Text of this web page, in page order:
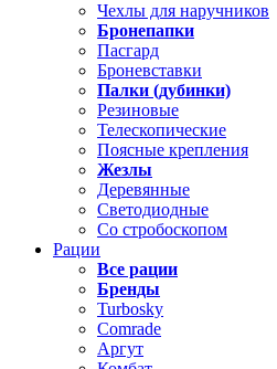
Чехлы для наручников
Бронепапки
Пасгард
Броневставки
Палки (дубинки)
Резиновые
Телескопические
Поясные крепления
Жезлы
Деревянные
Светодиодные
Со стробоскопом
Рации
Все рации
Бренды
Turbosky
Comrade
Аргут